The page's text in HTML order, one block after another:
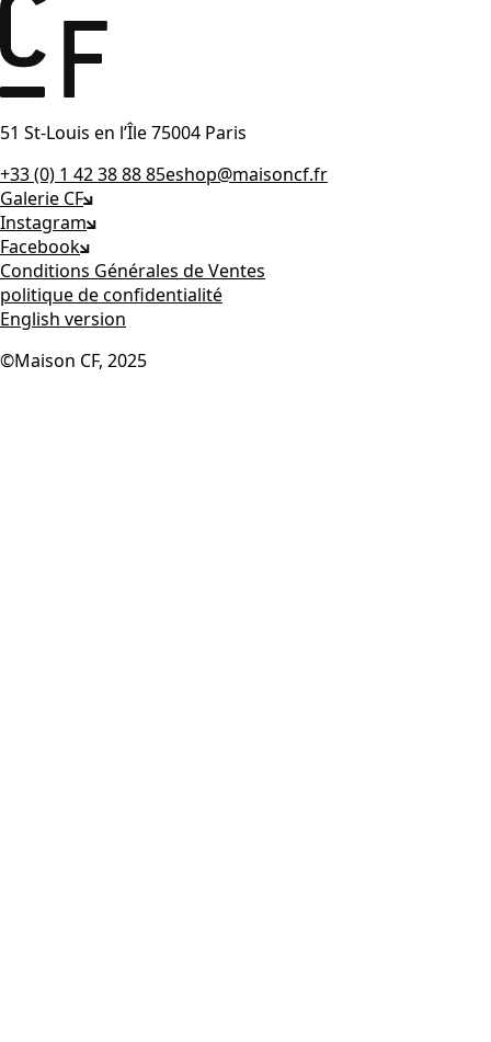
51 St-Louis en l’Île 75004 Paris
+33 (0) 1 42 38 88 85eshop@maisoncf.fr
Galerie CF
Instagram
Facebook
Conditions Générales de Ventes
politique de confidentialité
English version
©Maison CF, 2025